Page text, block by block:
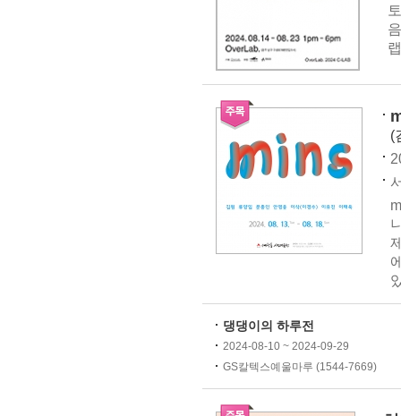
(
댕댕이의 하루전
2024-08-10 ~ 2024-09-29
GS칼텍스예울마루 (1544-7669)